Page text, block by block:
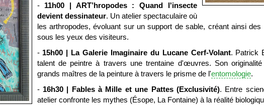
- 11h00 | ART’hropodes : Quand l'insecte
devient dessinateur. Un atelier spectaculaire où
les arthropodes, évoluant sur un support de sable, créant ainsi
sous les yeux des visiteurs.
- 15h00 | La Galerie Imaginaire du Lucane Cerf-Volant. Patrick
talent de peintre à travers une trentaine d'œuvres. Son
grands maîtres de la peinture à travers le prisme de l'entomologie.
- 16h30 | Fables à Mille et une Pattes (Exclusivité). Entre
atelier confronte les mythes (Ésope, La Fontaine) à la réalité